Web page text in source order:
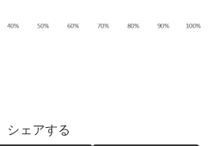
シェアする